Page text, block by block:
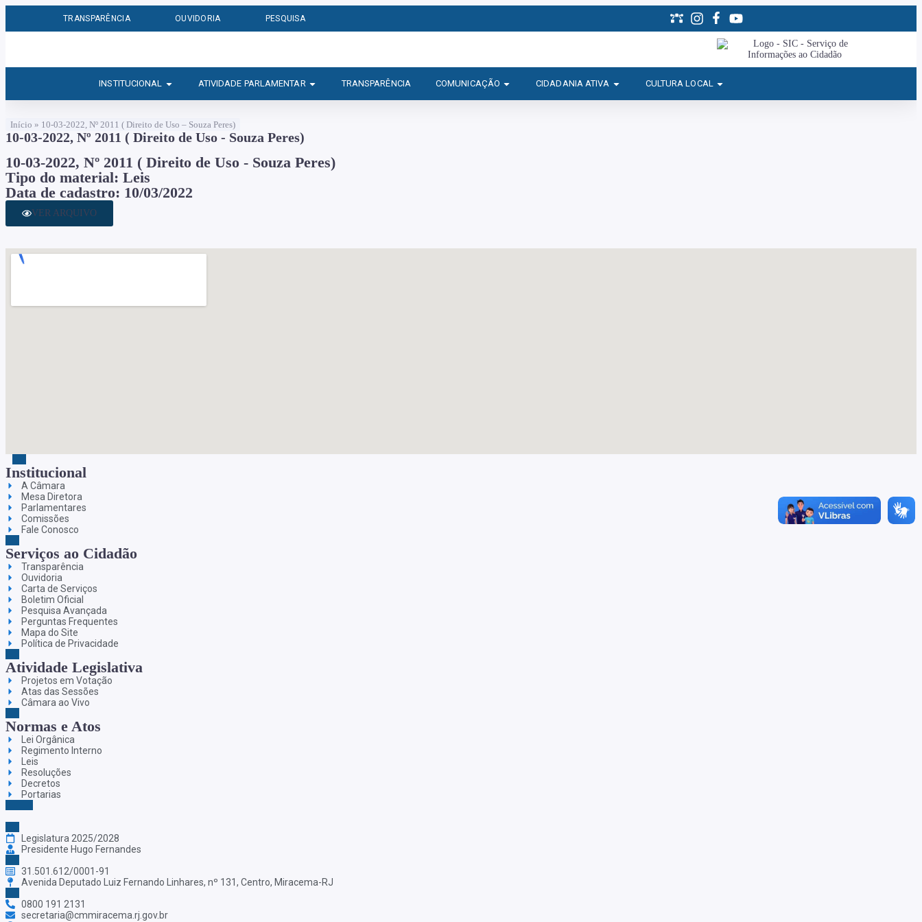
TRANSPARÊNCIA OUVIDORIA PESQUISA
INSTITUCIONAL ATIVIDADE PARLAMENTAR TRANSPARÊNCIA COMUNICAÇÃO CIDADANIA ATIVA CULTURA LOCAL
Início » 10-03-2022, Nº 2011 ( Direito de Uso – Souza Peres)
10-03-2022, Nº 2011 ( Direito de Uso - Souza Peres)
10-03-2022, Nº 2011 ( Direito de Uso - Souza Peres)
Tipo do material: Leis
Data de cadastro: 10/03/2022
VER ARQUIVO
Institucional
A Câmara
Mesa Diretora
Parlamentares
Comissões
Fale Conosco
Serviços ao Cidadão
Transparência
Ouvidoria
Carta de Serviços
Boletim Oficial
Pesquisa Avançada
Perguntas Frequentes
Mapa do Site
Política de Privacidade
Atividade Legislativa
Projetos em Votação
Atas das Sessões
Câmara ao Vivo
Normas e Atos
Lei Orgânica
Regimento Interno
Leis
Resoluções
Decretos
Portarias
Legislatura 2025/2028
Presidente Hugo Fernandes
31.501.612/0001-91
Avenida Deputado Luiz Fernando Linhares, nº 131, Centro, Miracema-RJ
0800 191 2131
secretaria@cmmiracema.rj.gov.br